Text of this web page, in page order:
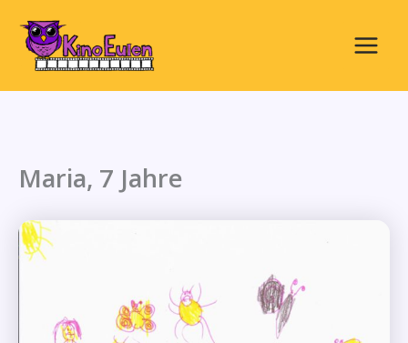
Inhalt
springen
Main
Menu
Maria, 7 Jahre